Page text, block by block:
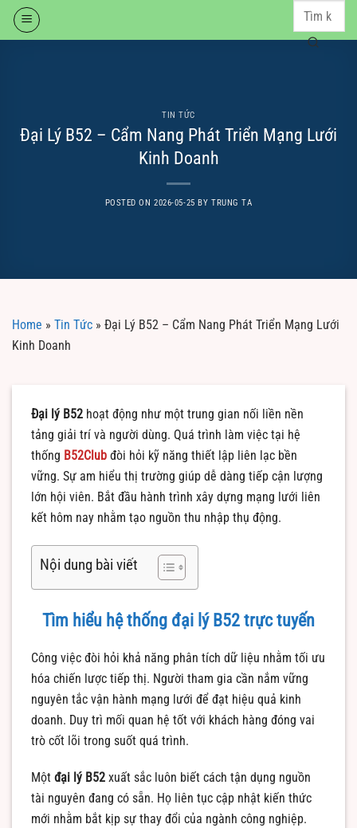
Skip
TIN TỨC
Đại Lý B52 – Cẩm Nang Phát Triển Mạng Lưới
Kinh Doanh
POSTED ON2026-05-25 BY TRUNG TA
Home » Tin Tức » Đại Lý B52 – Cẩm Nang Phát Triển Mạng Lưới
Kinh Doanh
Đại lý B52 hoạt động như một trung gian nối liền nền
tảng giải trí và người dùng. Quá trình làm việc tại hệ
thống B52Club đòi hỏi kỹ năng thiết lập liên lạc bền
vững. Sự am hiểu thị trường giúp dễ dàng tiếp cận lượng
lớn hội viên. Bắt đầu hành trình xây dựng mạng lưới liên
kết hôm nay nhằm tạo nguồn thu nhập thụ động.
Nội dung bài viết
Tìm hiểu hệ thống đại lý B52 trực tuyến
Công việc đòi hỏi khả năng phân tích dữ liệu nhằm tối ưu
hóa chiến lược tiếp thị. Người tham gia cần nắm vững
nguyên tắc vận hành mạng lưới để đạt hiệu quả kinh
doanh. Duy trì mối quan hệ tốt với khách hàng đóng vai
trò cốt lõi trong suốt quá trình.
Một đại lý B52 xuất sắc luôn biết cách tận dụng nguồn
tài nguyên đang có sẵn. Họ liên tục cập nhật kiến thức
mới nhằm bắt kịp sự thay đổi của ngành công nghiệp.